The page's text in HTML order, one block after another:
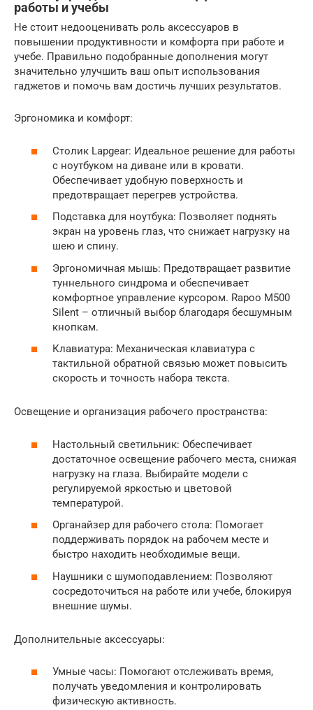
работы и учебы
Не стоит недооценивать роль аксессуаров в
повышении продуктивности и комфорта при работе и
учебе. Правильно подобранные дополнения могут
значительно улучшить ваш опыт использования
гаджетов и помочь вам достичь лучших результатов.
Эргономика и комфорт:
Столик Lapgear: Идеальное решение для работы
с ноутбуком на диване или в кровати.
Обеспечивает удобную поверхность и
предотвращает перегрев устройства.
Подставка для ноутбука: Позволяет поднять
экран на уровень глаз, что снижает нагрузку на
шею и спину.
Эргономичная мышь: Предотвращает развитие
туннельного синдрома и обеспечивает
комфортное управление курсором. Rapoo M500
Silent – отличный выбор благодаря бесшумным
кнопкам.
Клавиатура: Механическая клавиатура с
тактильной обратной связью может повысить
скорость и точность набора текста.
Освещение и организация рабочего пространства:
Настольный светильник: Обеспечивает
достаточное освещение рабочего места, снижая
нагрузку на глаза. Выбирайте модели с
регулируемой яркостью и цветовой
температурой.
Органайзер для рабочего стола: Помогает
поддерживать порядок на рабочем месте и
быстро находить необходимые вещи.
Наушники с шумоподавлением: Позволяют
сосредоточиться на работе или учебе, блокируя
внешние шумы.
Дополнительные аксессуары:
Умные часы: Помогают отслеживать время,
получать уведомления и контролировать
физическую активность.